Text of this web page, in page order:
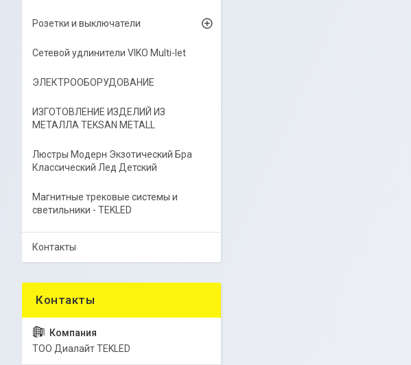
Розетки и выключатели
Сетевой удлинители VIKO Multi-let
ЭЛЕКТРООБОРУДОВАНИЕ
ИЗГОТОВЛЕНИЕ ИЗДЕЛИЙ ИЗ
МЕТАЛЛА TEKSAN METALL
Люстры Модерн Экзотический Бра
Классический Лед Детский
Магнитные трековые системы и
светильники - TEKLED
Контакты
ТОО Диалайт TEKLED